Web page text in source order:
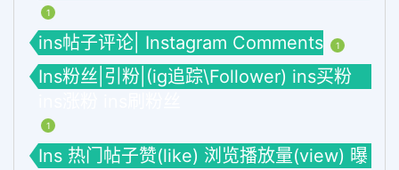
1
ins帖子评论| Instagram Comments 1
Ins粉丝|引粉|(ig追踪\Follower) ins买粉
1
Ins 热门帖子赞(like) 浏览播放量(view) 曝